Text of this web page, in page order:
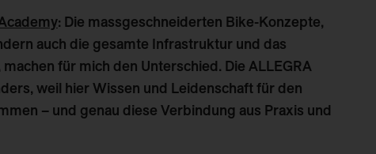
: Die massgeschneiderten Bike-Konzepte,
auch die gesamte Infrastruktur und das
für mich den Unterschied. Die ALLEGRA
weil hier Wissen und Leidenschaft für den
– und genau diese Verbindung aus Praxis und